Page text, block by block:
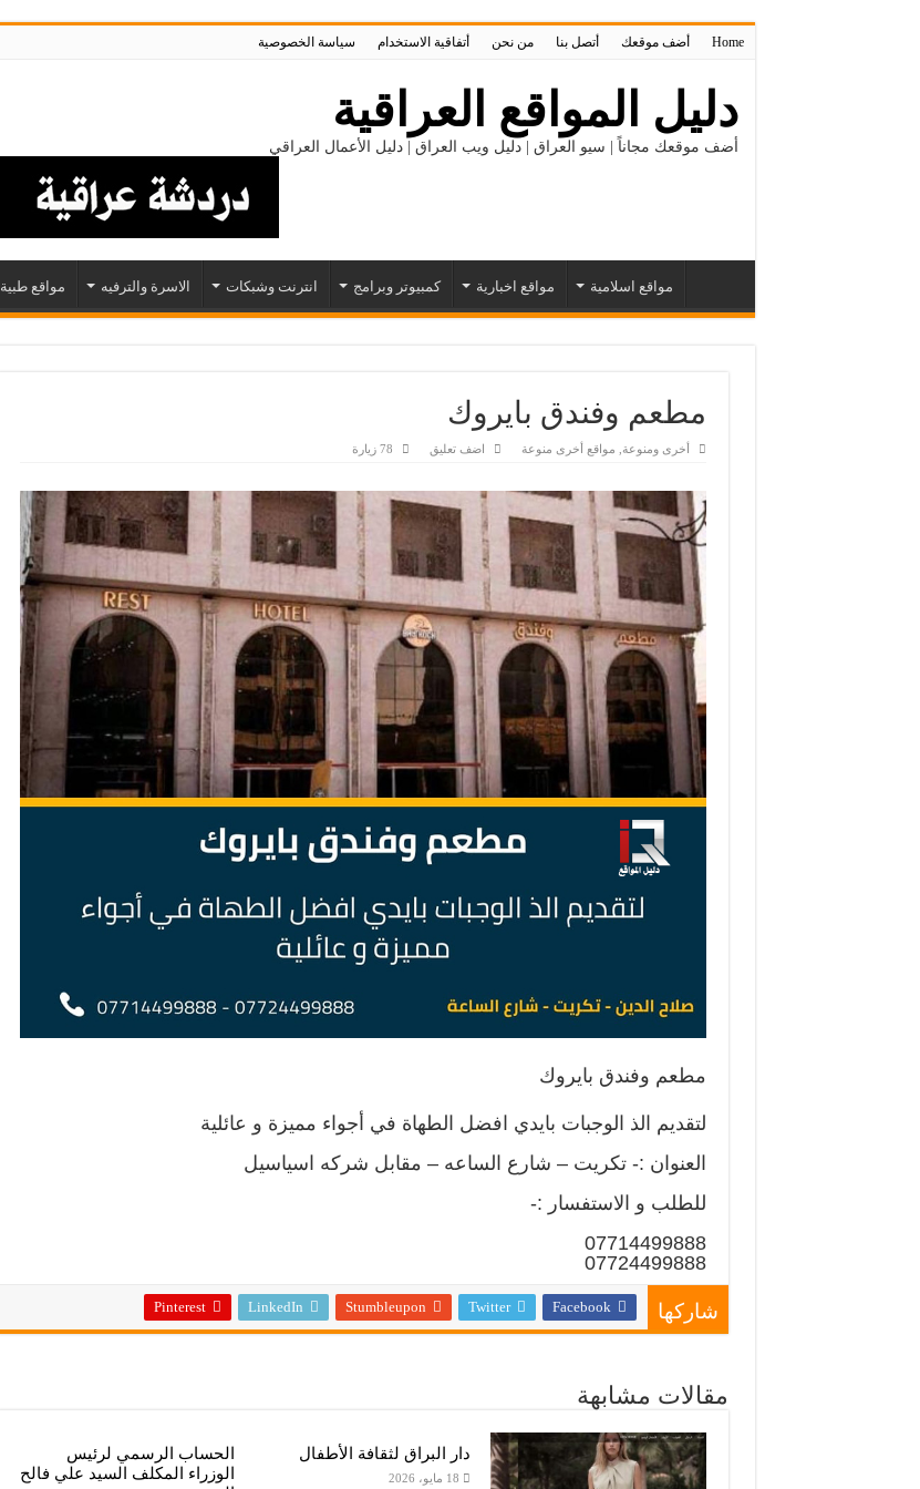
Home أضف موقعك أتصل بنا من نحن أتفاقية الاستخدام سياسة الخصوصية
دليل المواقع العراقية
أضف موقعك مجاناً | سيو العراق | دليل ويب العراق | دليل الأعمال العراقي
مواقع اسلامية مواقع اخبارية كمبيوتر وبرامج انترنت وشبكات الاسرة والترفيه مواقع طبية
مطعم وفندق بايروك
أخرى ومنوعة مواقع أخرى منوعة اضف تعليق 78 زيارة
مطعم وفندق بايروك
لتقديم الذ الوجبات بايدي افضل الطهاة في أجواء مميزة و عائلية
العنوان :- تكريت – شارع الساعه – مقابل شركه اسياسيل
للطلب و الاستفسار :-
07714499888
07724499888
شاركها Facebook
Twitter
Stumbleupon
LinkedIn
Pinterest
مقالات مشابهة
دار البراق لثقافة الأطفال
18 مايو، 2026
الحساب الرسمي لرئيس
الوزراء المكلف السيد علي فالح